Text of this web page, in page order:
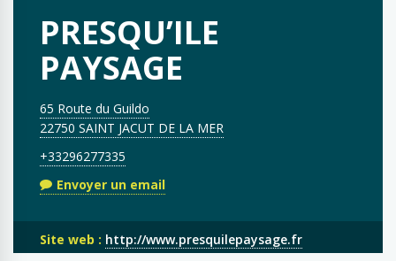
PRESQU’ILE
PAYSAGE
65 Route du Guildo
22750 SAINT JACUT DE LA MER
+33296277335
Envoyer un email
Site web : http://www.presquilepaysage.fr